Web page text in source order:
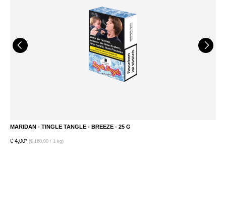
MARIDAN - TINGLE TANGLE - BREEZE - 25 G
€ 4,00* (€ 160,00 / 1 kg)